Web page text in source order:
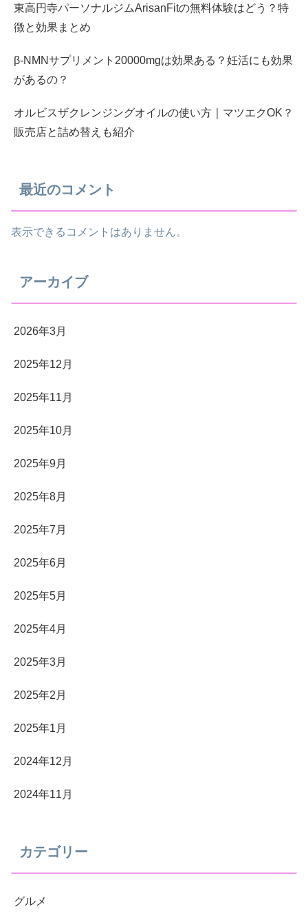
東高円寺パーソナルジムArisanFitの無料体験はどう？特
徴と効果まとめ
β-NMNサプリメント20000mgは効果ある？妊活にも効果
があるの？
オルビスザクレンジングオイルの使い方｜マツエクOK？
販売店と詰め替えも紹介
最近のコメント
表示できるコメントはありません。
アーカイブ
2026年3月
2025年12月
2025年11月
2025年10月
2025年9月
2025年8月
2025年7月
2025年6月
2025年5月
2025年4月
2025年3月
2025年2月
2025年1月
2024年12月
2024年11月
カテゴリー
グルメ